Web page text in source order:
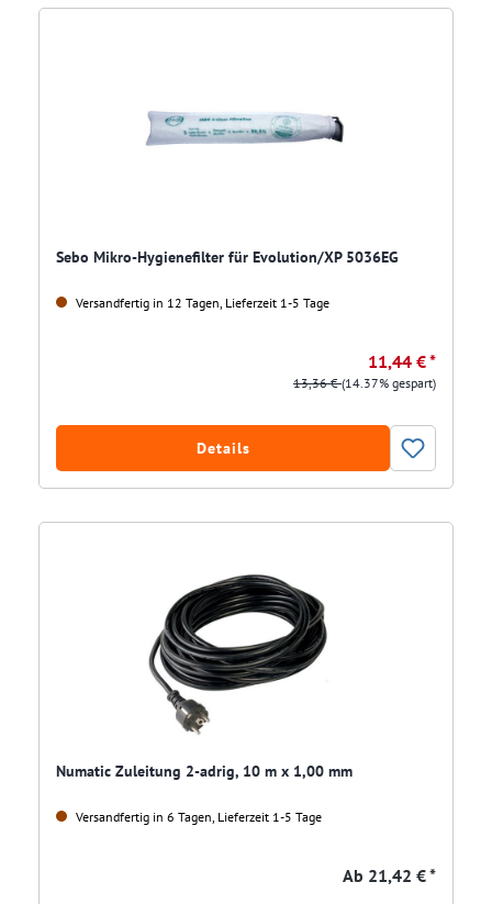
Sebo Mikro-Hygienefilter für Evolution/XP 5036EG
Versandfertig in 12 Tagen, Lieferzeit 1-5 Tage
11,44 € *
13,36 €(14.37% gespart)
Details
Numatic Zuleitung 2-adrig, 10 m x 1,00 mm
Versandfertig in 6 Tagen, Lieferzeit 1-5 Tage
Ab 21,42 € *